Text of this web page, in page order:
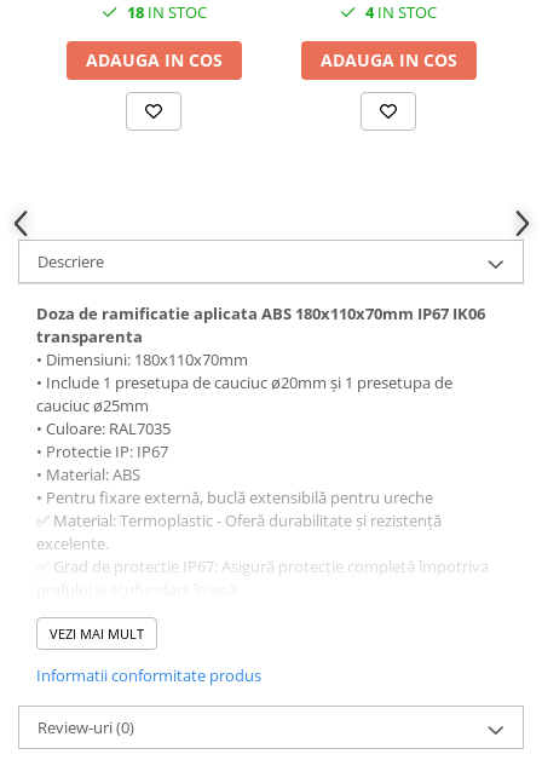
IP44 150x110mm
18IN STOC
ADAUGA IN COS
presetupe grad de
protectie IP67
4IN STOC
ADAUGA IN COS
Descriere
Doza de ramificatie aplicata ABS 180x110x70mm IP67 IK06
transparenta
• Dimensiuni: 180x110x70mm
• Include 1 presetupa de cauciuc ø20mm și 1 presetupa de
cauciuc ø25mm
• Culoare: RAL7035
• Protectie IP: IP67
• Material: ABS
• Pentru fixare externă, buclă extensibilă pentru ureche
✅ Material: Termoplastic - Oferă durabilitate și rezistență
excelente.
✅ Grad de protectie IP67: Asigură protecție completă împotriva
✅ Rezistență la impact IK06: Construit pentru a rezista la condiții
dificile.
liber.
✅ Instalare ușoară.
VEZI MAI MULT
Informatii conformitate produs
Review-uri(0)